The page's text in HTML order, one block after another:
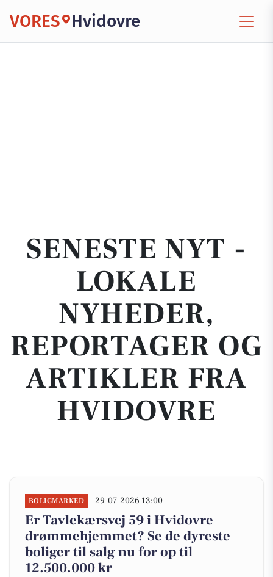
VORES Hvidovre
SENESTE NYT -
LOKALE
NYHEDER,
REPORTAGER OG
ARTIKLER FRA
HVIDOVRE
BOLIGMARKED 29-07-2026 13:00
Er Tavlekærsvej 59 i Hvidovre
drømmehjemmet? Se de dyreste
boliger til salg nu for op til
12.500.000 kr